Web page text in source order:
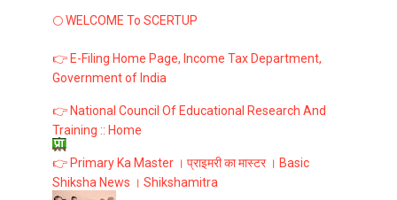
🌕 WELCOME To SCERTUP
👉 E-Filing Home Page, Income Tax Department,
Government of India
👉 National Council Of Educational Research And
Training :: Home
👉 Primary Ka Master । प्राइमरी का मास्टर । Basic
Shiksha News । Shikshamitra